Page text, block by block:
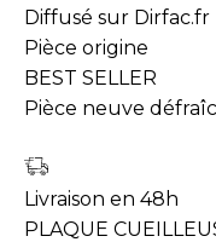
Diffusé sur Dirfac.fr
Pièce origine
BEST SELLER
Pièce neuve
Livraison en 48h
PLAQUE